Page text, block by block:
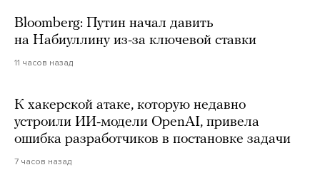
Bloomberg: Путин начал давить
на Набиуллину из-за ключевой ставки
11 часов назад
К хакерской атаке, которую недавно
устроили ИИ-модели OpenAI, привела
ошибка разработчиков в постановке задачи
7 часов назад